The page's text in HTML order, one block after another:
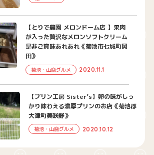
【とりで農園 メロンドーム店 】果肉
が入った贅沢なメロンソフトクリーム
是非ご賞味あれあれ《菊池市七城町岡
田》
菊池・山鹿グルメ 2020.11.1
【プリン工房 Sister’s】卵の味がしっ
かり味わえる濃厚プリンのお店《菊池郡
大津町美咲野》
菊池・山鹿グルメ 2020.10.12